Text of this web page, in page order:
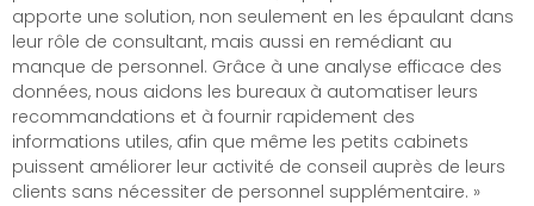
apporte une solution, non seulement en les épaulant dans
leur rôle de consultant, mais aussi en remédiant au
manque de personnel. Grâce à une analyse efficace des
données, nous aidons les bureaux à automatiser leurs
recommandations et à fournir rapidement des
informations utiles, afin que même les petits cabinets
puissent améliorer leur activité de conseil auprès de leurs
clients sans nécessiter de personnel supplémentaire. »